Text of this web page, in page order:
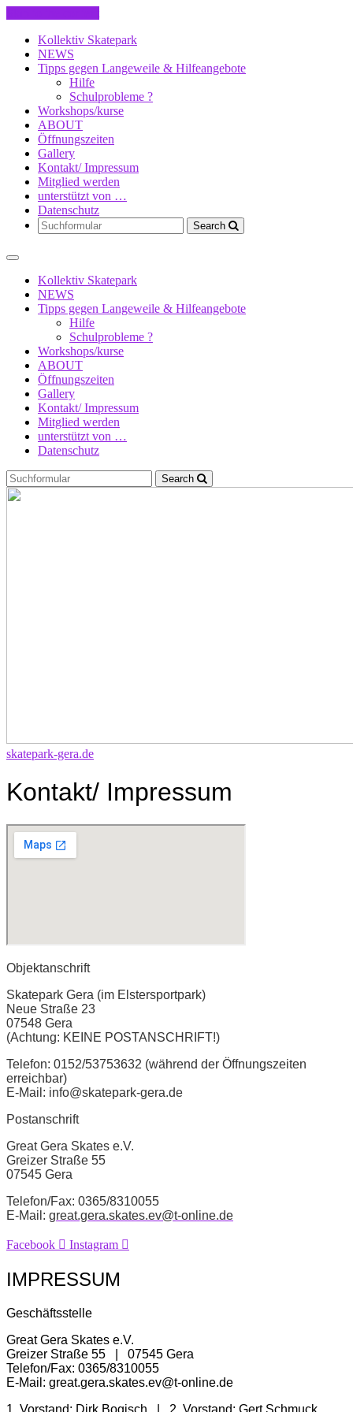
Kollektiv Skatepark
NEWS
Tipps gegen Langeweile & Hilfeangebote
Hilfe
Schulprobleme ?
Workshops/kurse
ABOUT
Öffnungszeiten
Gallery
Kontakt/ Impressum
Mitglied werden
unterstützt von …
Datenschutz
Search
Kollektiv Skatepark
NEWS
Tipps gegen Langeweile & Hilfeangebote
Hilfe
Schulprobleme ?
Workshops/kurse
ABOUT
Öffnungszeiten
Gallery
Kontakt/ Impressum
Mitglied werden
unterstützt von …
Datenschutz
Search
skatepark-gera.de
Kontakt/ Impressum
Objektanschrift
Skatepark Gera (im Elstersportpark)
Neue Straße 23
07548 Gera
(Achtung: KEINE POSTANSCHRIFT!)
Telefon: 0152/53753632 (während der Öffnungszeiten
erreichbar)
E-Mail: info@skatepark-gera.de
Postanschrift
Great Gera Skates e.V.
Greizer Straße 55
07545 Gera
Telefon/Fax: 0365/8310055
E-Mail: great.gera.skates.ev@t-online.de
Facebook Instagram
IMPRESSUM
Geschäftsstelle
Great Gera Skates e.V.
Greizer Straße 55 | 07545 Gera
Telefon/Fax: 0365/8310055
E-Mail: great.gera.skates.ev@t-online.de
1. Vorstand: Dirk Bogisch | 2. Vorstand: Gert Schmuck